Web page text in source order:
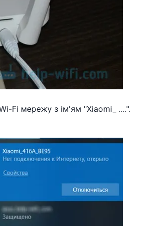
Fi мережу з ім'ям "Xiaomi_ ....".